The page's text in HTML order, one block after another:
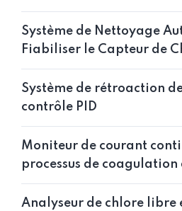
Système de Nettoyage
Fiabiliser le Capteur de
Système de rétroaction
contrôle PID
Moniteur de courant
processus de coagulation
Analyseur de chlore libre